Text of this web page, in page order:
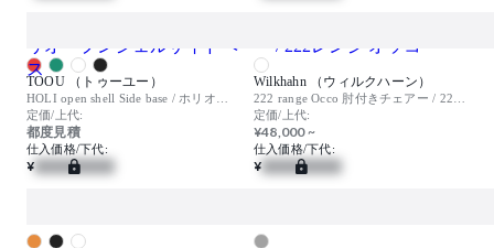
TOOU （トゥーユー）
定価/上代:
都度見積
仕入価格/下代:
¥
Wilkhahn （ウィルクハーン）
定価/上代:
¥48,000 ~
仕入価格/下代:
¥